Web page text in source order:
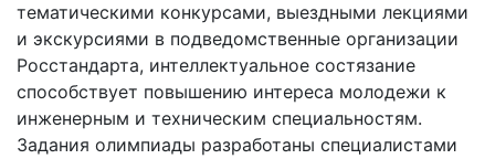
тематическими конкурсами, выездными лекциями
и экскурсиями в подведомственные организации
Росстандарта, интеллектуальное состязание
способствует повышению интереса молодежи к
инженерным и техническим специальностям.
Задания олимпиады разработаны специалистами